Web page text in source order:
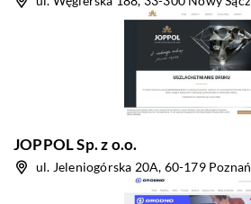
JOPPOL Sp. z o.o.
ul. Jeleniogórska 20A, 60-179 Poznań